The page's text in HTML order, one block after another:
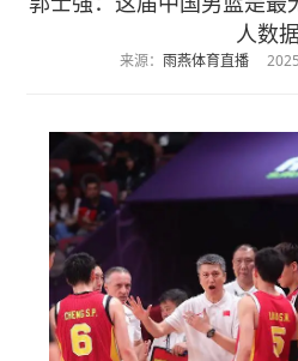
人数
来源： 雨燕体育直播